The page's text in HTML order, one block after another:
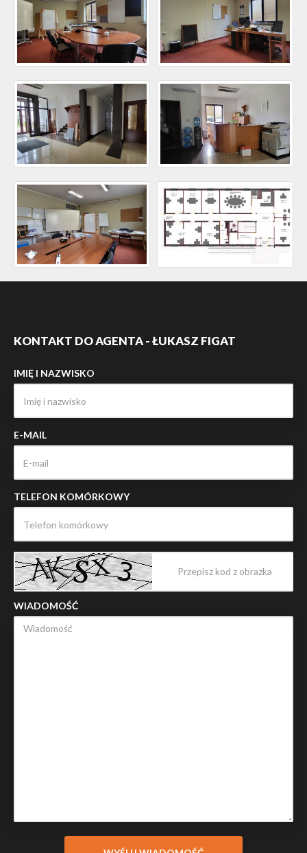
KONTAKT DO AGENTA - ŁUKASZ FIGAT
IMIĘ I NAZWISKO
E-MAIL
TELEFON KOMÓRKOWY
WIADOMOŚĆ